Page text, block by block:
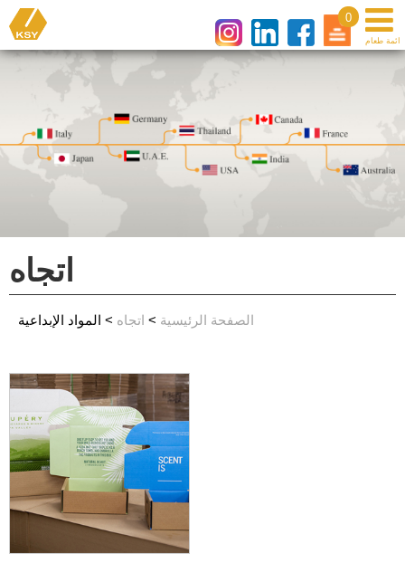
0
اتجاه
الصفحة الرئيسية > اتجاه > المواد الإبداعية